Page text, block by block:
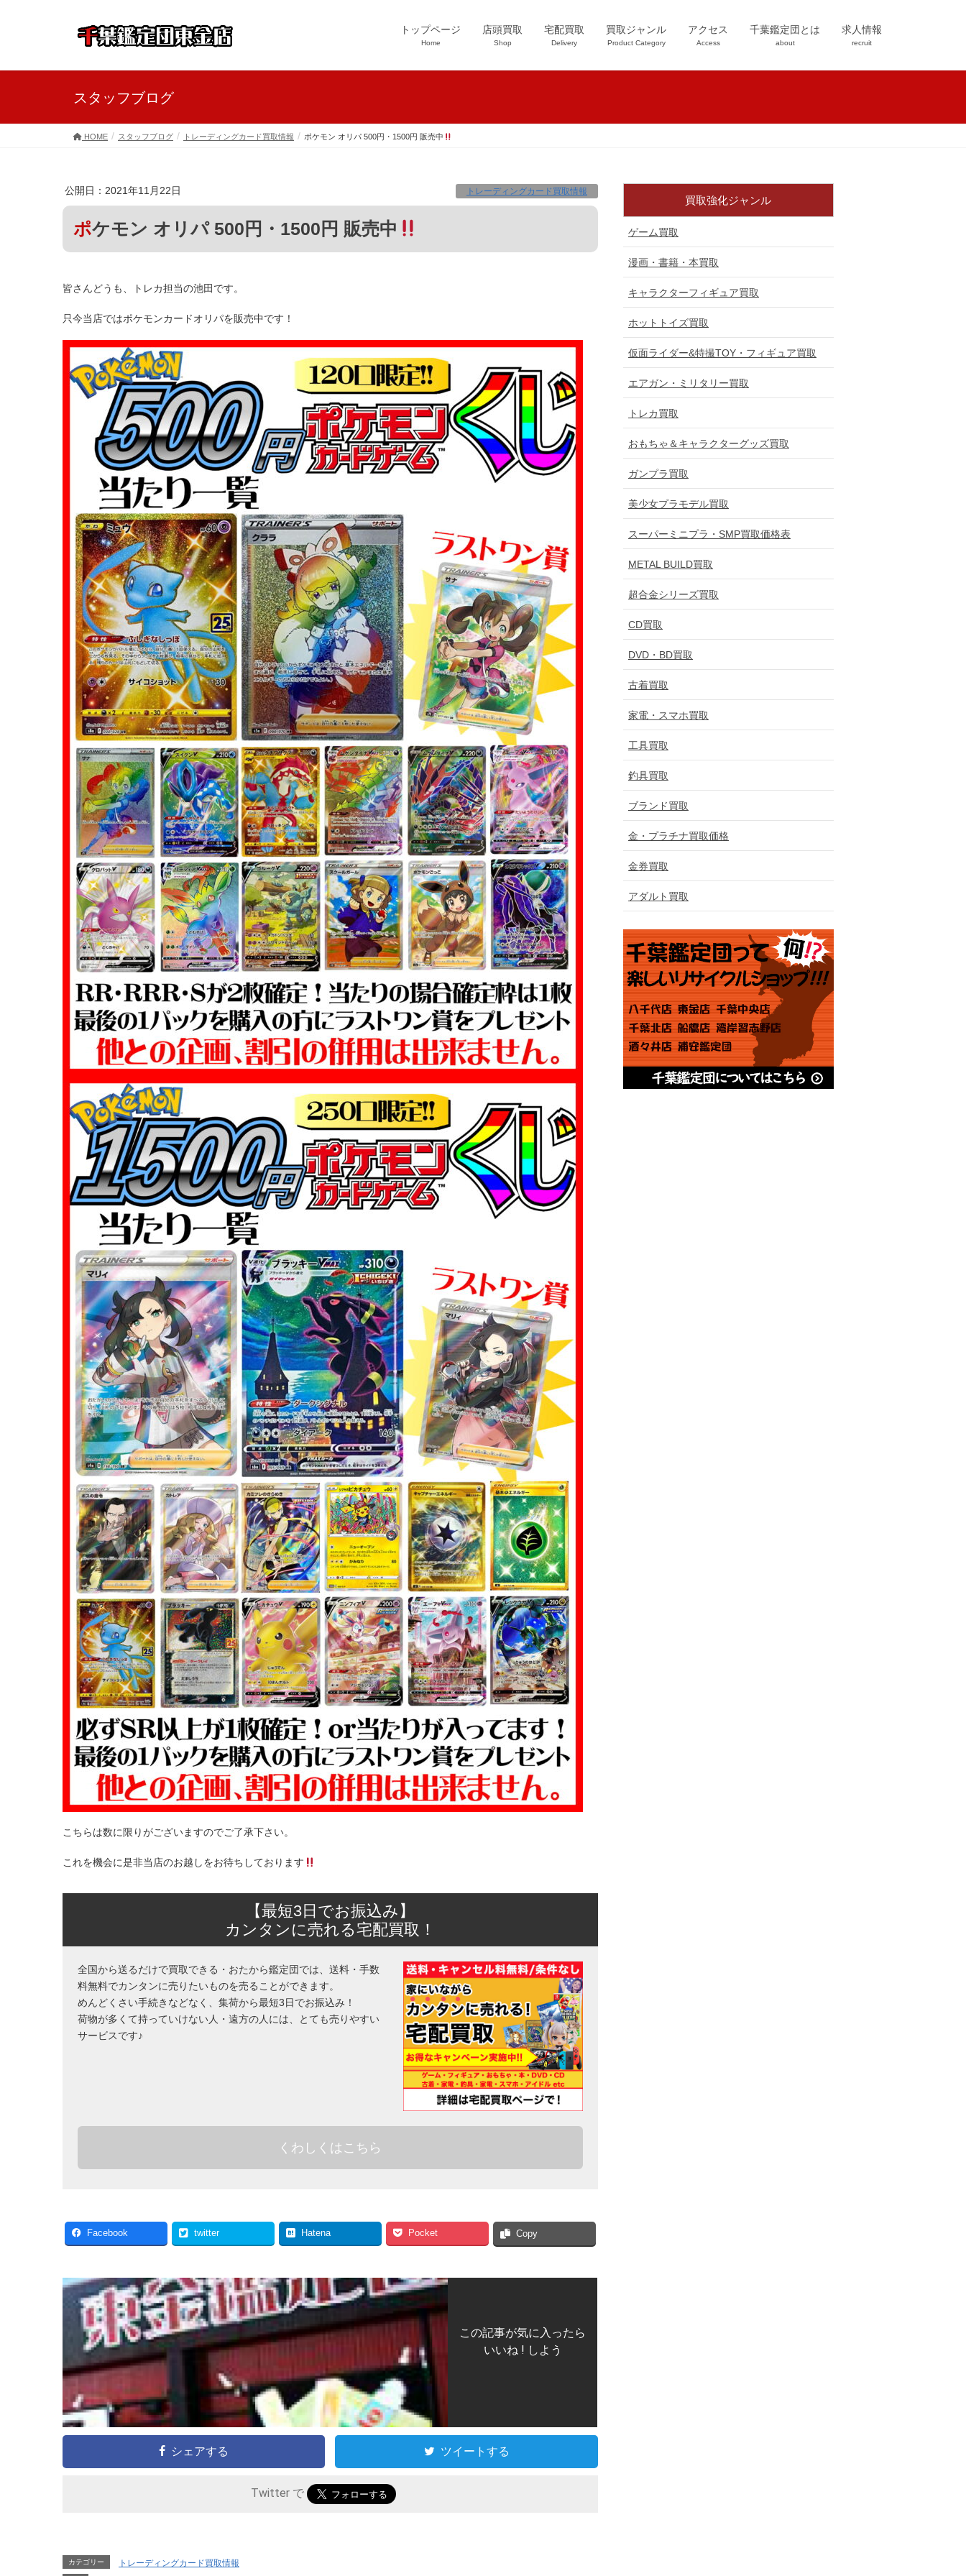
トップページ
Home
店頭買取
Shop
宅配買取
Delivery
買取ジャンル
Product Category
アクセス
Access
千葉鑑定団とは
about
求人情報
recruit
スタッフブログ
HOME スタッフブログ トレーディングカード買取情報 ポケモン オリパ 500円・1500円 販売中
公開日：2021年11月22日 トレーディングカード買取情報
ポケモン オリパ 500円・1500円 販売中
皆さんどうも、トレカ担当の池田です。
只今当店ではポケモンカードオリパを販売中です！
こちらは数に限りがございますのでご了承下さい。
これを機会に是非当店のお越しをお待ちしております
【最短3日でお振込み】
カンタンに売れる宅配買取！
全国から送るだけで買取できる・おたから鑑定団では、送料・手数
料無料でカンタンに売りたいものを売ることができます。
めんどくさい手続きなどなく、集荷から最短3日でお振込み！
荷物が多くて持っていけない人・遠方の人には、とても売りやすい
サービスです♪
くわしくはこちら
Facebook twitter Hatena Pocket Copy
この記事が気に入ったら
いいね ! しよう
シェアする ツイートする
Twitter で
カテゴリー トレーディングカード買取情報
買取強化ジャンル
ゲーム買取
漫画・書籍・本買取
キャラクターフィギュア買取
ホットトイズ買取
仮面ライダー&特撮TOY・フィギュア買取
エアガン・ミリタリー買取
トレカ買取
おもちゃ＆キャラクターグッズ買取
ガンプラ買取
美少女プラモデル買取
スーパーミニプラ・SMP買取価格表
METAL BUILD買取
超合金シリーズ買取
CD買取
DVD・BD買取
古着買取
家電・スマホ買取
工具買取
釣具買取
ブランド買取
金・プラチナ買取価格
金券買取
アダルト買取